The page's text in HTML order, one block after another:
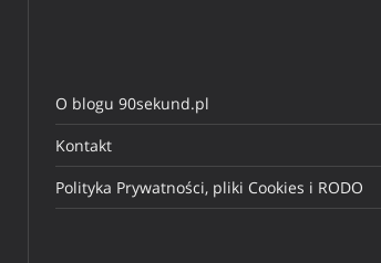
O blogu 90sekund.pl
Kontakt
Polityka Prywatności, pliki Cookies i RODO